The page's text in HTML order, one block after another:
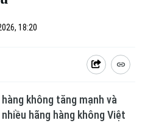
18:20
không tăng mạnh và
hãng hàng không Việt